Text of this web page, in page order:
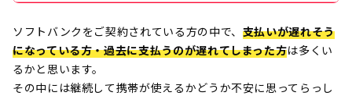
ソフトバンクをご契約されている方の中で、 支払いが遅れそう
になっている方・過去に支払うのが遅れてしまった方は多くい
るかと思います。
その中には継続して携帯が使えるかどうか不安に思ってらっし